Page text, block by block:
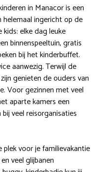
in Manacor is een
ingericht op de
elke dag leuke
binnenspeeltuin, gratis
bij het kinderbuffet.
aanwezig. Terwijl de
genieten de ouders van
Voor gezinnen met veel
aparte kamers een
veel reisorganisaties
plek voor je familievakantie
veel glijbanen